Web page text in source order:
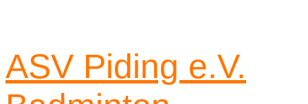
ASV Piding e.V.